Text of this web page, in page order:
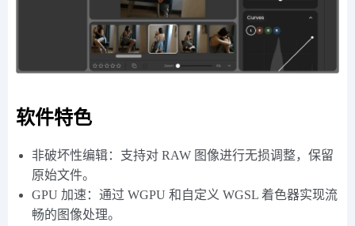
软件特色
非破坏性编辑：支持对 RAW 图像进行无损调整，保留
原始文件。
GPU 加速：通过 WGPU 和自定义 WGSL 着色器实现流
畅的图像处理。